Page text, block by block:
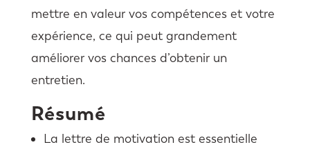
mettre en valeur vos compétences et votre
expérience, ce qui peut grandement
améliorer vos chances d’obtenir un
entretien.
Résumé
La lettre de motivation est essentielle